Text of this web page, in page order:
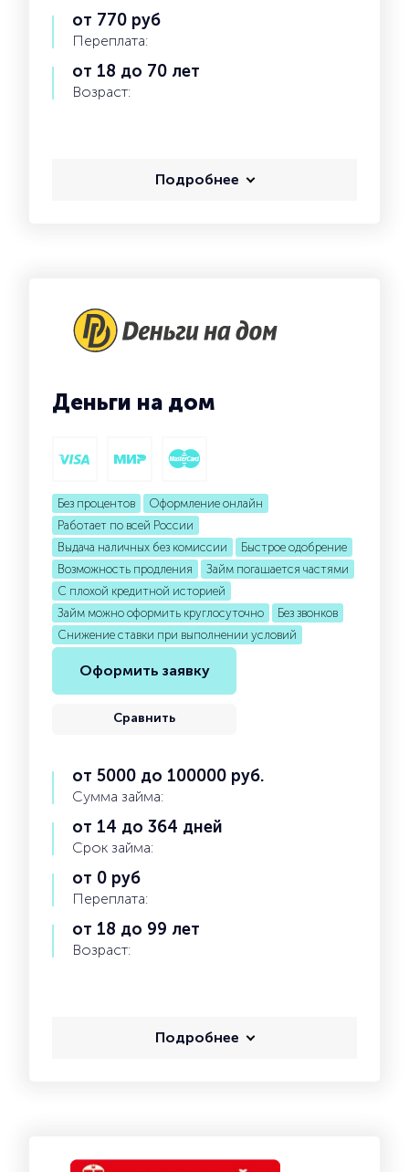
от 770 руб
Переплата:
от 18 до 70 лет
Возраст:
Подробнее
Деньги на дом
Без процентов
Оформление онлайн
Работает по всей России
Выдача наличных без комиссии
Быстрое одобрение
Возможность продления
Займ погашается частями
С плохой кредитной историей
Займ можно оформить круглосуточно
Без звонков
Снижение ставки при выполнении условий
Оформить заявку
Сравнить
от 5000 до 100000 руб.
Сумма займа:
от 14 до 364 дней
Срок займа:
от 0 руб
Переплата:
от 18 до 99 лет
Возраст:
Подробнее